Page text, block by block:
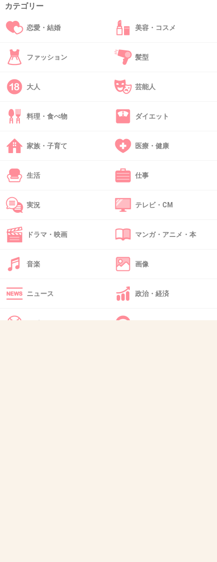
>>29
病気になったりしぬときに周りの本性わかると
言うよね
妹も露骨すぎたんだね
有難いのは事実だけど、最後は心の支えになり
たいっていう態度なら良かったけどね
ご存命で良かった
+97
42. 匿名
>>1
行きたいところに行って、暮らしたいところで暮らす。
43. 匿名 2026/06/02(火) 14:38:52
1度も県外で生活をした事がないので、ホテル
住まいなり、マンスリーなりを借りて、
短期間で色々な場所で生活をしてみたい
カテゴリー
恋愛・結婚 美容・コスメ
ファッション 髪型
大人 芸能人
料理・食べ物 ダイエット
家族・子育て 医療・健康
生活 仕事
実況 テレビ・CM
ドラマ・映画 マンガ・アニメ・本
音楽 画像
ニュース 政治・経済